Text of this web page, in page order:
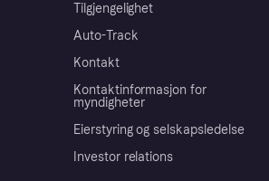
Tilgjengelighet
Auto-Track
Kontakt
Kontaktinformasjon for
myndigheter
Eierstyring og selskapsledelse
Investor relations